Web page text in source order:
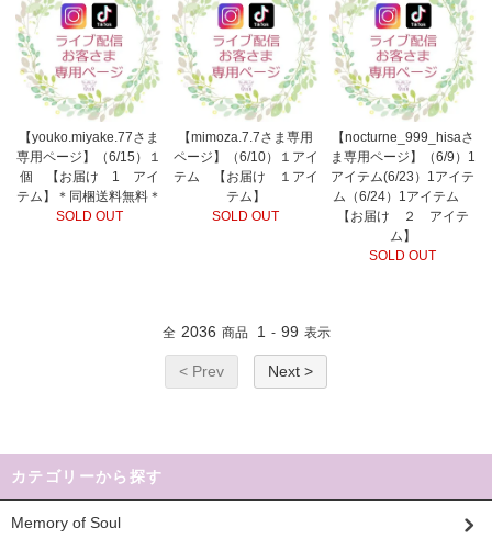
【youko.miyake.77さま
専用ページ】（6/15）１
個 【お届け 1 アイ
テム】＊同梱送料無料＊
SOLD OUT
【mimoza.7.7さま専用
ページ】（6/10）１アイ
テム 【お届け １アイ
テム】
SOLD OUT
【nocturne_999_hisaさ
ま専用ページ】（6/9）1
アイテム(6/23）1アイテ
ム（6/24）1アイテム
【お届け ２ アイテ
ム】
SOLD OUT
全 2036 商品 1 - 99 表示
< Prev Next >
カテゴリーから探す
Memory of Soul